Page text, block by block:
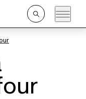
Ouvrir
la